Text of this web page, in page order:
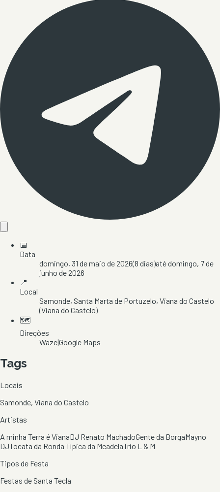
📅
Data
domingo, 31 de maio de 2026(8 dias)atédomingo, 7 de
junho de 2026
📍
Local
Samonde, Santa Marta de Portuzelo, Viana do Castelo
(Viana do Castelo)
🗺️
Direções
Waze|Google Maps
Tags
Locais
Samonde, Viana do Castelo
Artistas
A minha Terra é VianaDJ Renato MachadoGente da BorgaMayno
DJTocata da Ronda Típica da MeadelaTrio L & M
Tipos de Festa
Festas de Santa Tecla